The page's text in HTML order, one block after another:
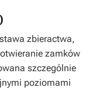
zbieractwa,
zamków
szczególnie
poziomami